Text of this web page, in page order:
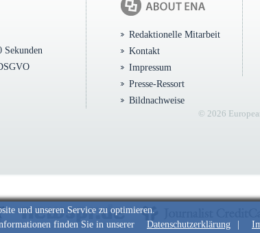
und unseren Service zu optimieren.
finden Sie in unserer Datenschutzerklärung
Sekunden
Redaktionelle Mitarbeit
Kontakt
Impressum
Presse-Ressort
Bildnachweise
© 2026